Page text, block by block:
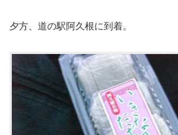
夕方、道の駅阿久根に到着。